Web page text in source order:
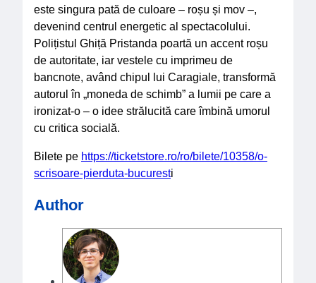
este singura pată de culoare – roșu și mov –,
devenind centrul energetic al spectacolului.
Polițistul Ghiță Pristanda poartă un accent roșu
de autoritate, iar vestele cu imprimeu de
bancnote, având chipul lui Caragiale, transformă
autorul în „moneda de schimb” a lumii pe care a
ironizat-o – o idee strălucită care îmbină umorul
cu critica socială.
Bilete pe https://ticketstore.ro/ro/bilete/10358/o-
scrisoare-pierduta-bucuresti
Author